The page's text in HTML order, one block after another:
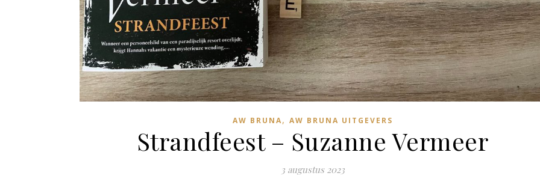
AW BRUNA, AW BRUNA UITGEVERS
Strandfeest – Suzanne Vermeer
3 augustus 2023